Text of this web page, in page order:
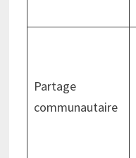
Partage
communautaire